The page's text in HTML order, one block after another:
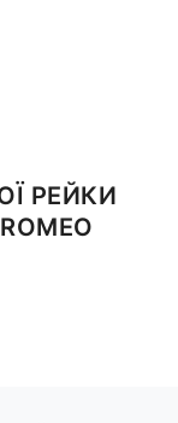
РЕЙКИ